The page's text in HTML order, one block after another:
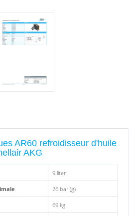
AR60 refroidisseur d'huile
AKG
9 liter
26 bar (g)
69 kg